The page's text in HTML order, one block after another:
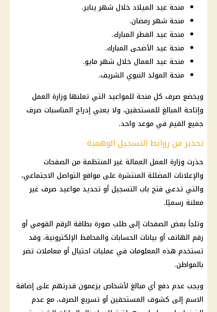
منحة عيد الميلاد خلال شهر يناير.
منحة شهر رمضان.
منحة عيد الفطر المبارك.
منحة عيد الأضحى المبارك.
منحة عيد العمال خلال شهر مايو.
منحة المولد النبوي الشريف.
ويخضع صرف كل منحة للمواعيد التي تعلنها وزارة العمل
وإتاحة المبالغ للمستحقين، ولا يعني إدراج المناسبات صرف
جميع القيم في موعد واحد.
تحذير من روابط التسجيل الوهمية
حذرت وزارة العمل العمالة غير المنتظمة من الصفحات
والإعلانات المضللة المنتشرة على مواقع التواصل الاجتماعي،
والتي تدعي فتح باب التسجيل أو تحديد مواعيد صرف غير
معلنة رسميًا.
وتلجأ بعض الصفحات إلى طلب صورة بطاقة الرقم القومي أو
رقم الهاتف أو بيانات الحسابات والمحافظ الإلكترونية، وقد
تستخدم هذه المعلومات في عمليات احتيال أو معاملات تضر
بالمواطن.
ويجب عدم دفع أي مبالغ لأشخاص يزعمون قدرتهم على إضافة
الاسم إلى كشوف المستحقين أو تسريع الصرف، مع عدم